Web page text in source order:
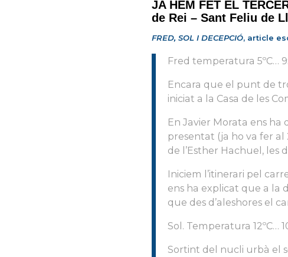
JA HEM FET EL
de Rei – Sant Feliu de
FRED, SOL I DECEPCIÓ, article
Fred temperatura 5ºC…
Encara que el punt de
iniciat a la Casa de les
En Javier Morata ens ha
presentat (ja ho va fer al
de l’Esther Hachuel, les
Iniciem l’itinerari pel
ens ha explicat que a la
que des d’aleshores el
Sol. Temperatura 12ºC…
Sortint del nucli urbà el